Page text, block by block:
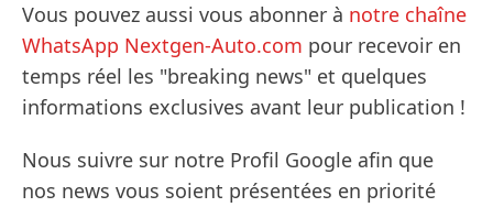
Vous pouvez aussi vous abonner à notre chaîne
WhatsApp Nextgen-Auto.com pour recevoir en
temps réel les "breaking news" et quelques
informations exclusives avant leur publication !
Nous suivre sur notre Profil Google afin que
nos news vous soient présentées en priorité